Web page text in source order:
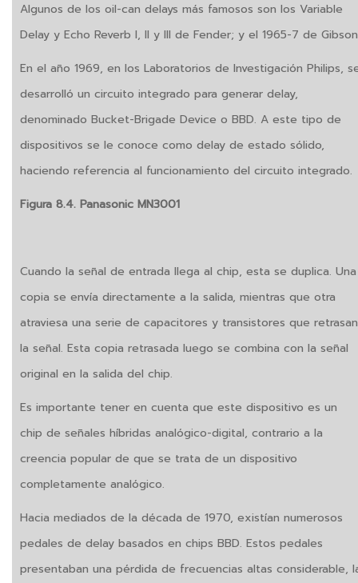
Algunos de los oil-can delays más famosos son los Variable
Delay y Echo Reverb I, II y III de Fender; y el 1965-7 de
En el año 1969, en los Laboratorios de Investigación Philips,
desarrolló un circuito integrado para generar delay,
denominado Bucket-Brigade Device o BBD. A este tipo de
dispositivos se le conoce como delay de estado sólido,
haciendo referencia al funcionamiento del circuito integrado.
Figura 8.4. Panasonic MN3001
Cuando la señal de entrada llega al chip, esta se duplica. Una
copia se envía directamente a la salida, mientras que otra
atraviesa una serie de capacitores y transistores que retrasan
la señal. Esta copia retrasada luego se combina con la señal
original en la salida del chip.
Es importante tener en cuenta que este dispositivo es un
chip de señales híbridas analógico-digital, contrario a la
creencia popular de que se trata de un dispositivo
completamente analógico.
Hacia mediados de la década de 1970, existían numerosos
pedales de delay basados en chips BBD. Estos pedales
presentaban una pérdida de frecuencias altas considerable,